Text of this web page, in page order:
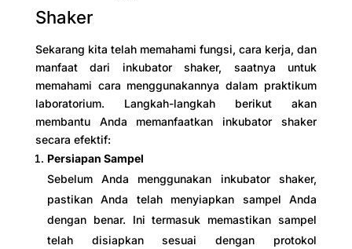
Shaker
Sekarang kita telah memahami fungsi, cara kerja, dan
manfaat dari inkubator shaker, saatnya untuk
memahami cara menggunakannya dalam praktikum
laboratorium. Langkah-langkah berikut akan
membantu Anda memanfaatkan inkubator shaker
secara efektif:
Persiapan Sampel
Sebelum Anda menggunakan inkubator shaker,
pastikan Anda telah menyiapkan sampel Anda
dengan benar. Ini termasuk memastikan sampel
telah disiapkan sesuai dengan protokol